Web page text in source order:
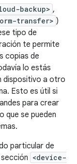
backup> ,
transfer> )
tipo de
te permite
copias de
lo estás
dispositivo a otro
Esto es útil si
para crear
que se pueden
particular de
<device-